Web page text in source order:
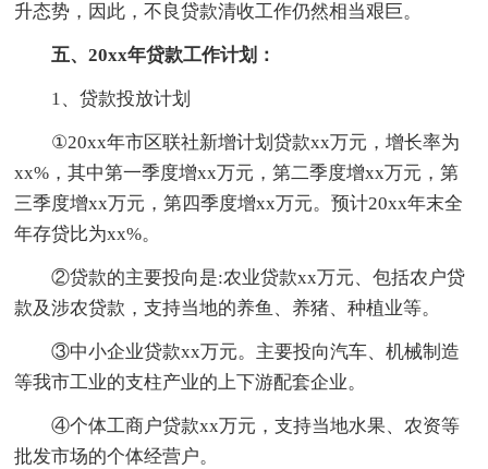
升态势，因此，不良贷款清收工作仍然相当艰巨。
五、20xx年贷款工作计划：
1、贷款投放计划
①20xx年市区联社新增计划贷款xx万元，增长率为
xx%，其中第一季度增xx万元，第二季度增xx万元，第
三季度增xx万元，第四季度增xx万元。预计20xx年末全
年存贷比为xx%。
②贷款的主要投向是:农业贷款xx万元、包括农户贷
款及涉农贷款，支持当地的养鱼、养猪、种植业等。
③中小企业贷款xx万元。主要投向汽车、机械制造
等我市工业的支柱产业的上下游配套企业。
④个体工商户贷款xx万元，支持当地水果、农资等
批发市场的个体经营户。